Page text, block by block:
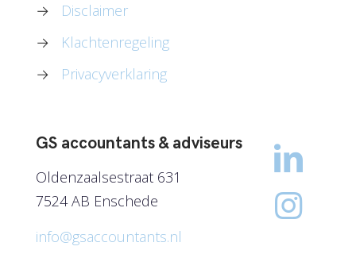
→
Disclaimer
→
Klachtenregeling
→
Privacyverklaring
GS accountants & adviseurs
Oldenzaalsestraat 631
7524 AB Enschede
info@gsaccountants.nl